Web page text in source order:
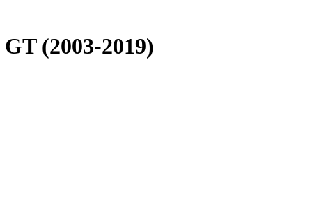
(2003-2019)